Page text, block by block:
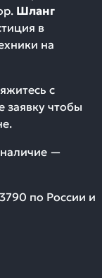
Шланг
в
на
с
чтобы
—
по России и